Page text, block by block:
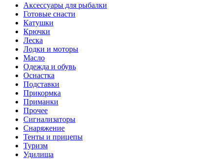
Аксессуары для рыбалки
Готовые снасти
Катушки
Крючки
Леска
Лодки и моторы
Масло
Одежда и обувь
Оснастка
Подставки
Прикормка
Приманки
Прочее
Сигнализаторы
Снаряжение
Тенты и прицепы
Туризм
Удилища